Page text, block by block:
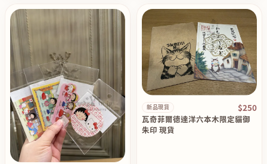
新品現貨 $250
瓦奇菲爾德達洋六本木限定貓御
朱印 現貨